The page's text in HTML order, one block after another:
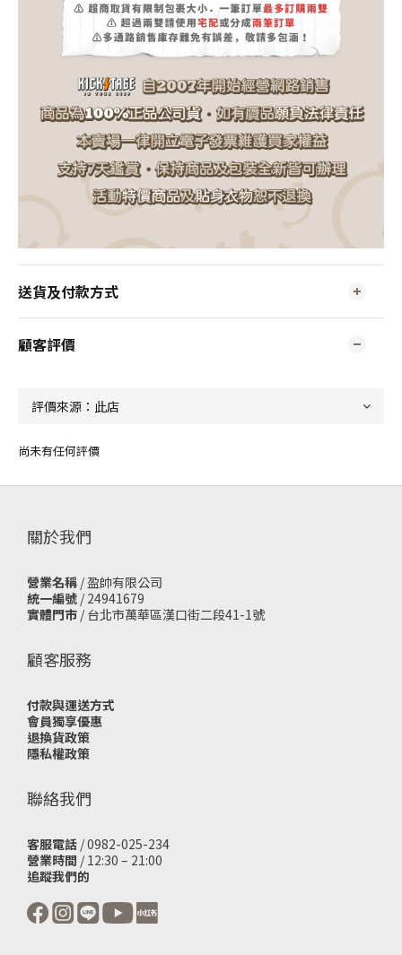
送貨及付款方式
顧客評價
尚未有任何評價
關於我們
營業名稱 / 盈帥有限公司
統一編號 / 24941679
實體門市 / 台北市萬華區漢口街二段41-1號
顧客服務
付款與運送方式
會員獨享優惠
退換貨政策
隱私權政策
聯絡我們
客服電話 / 0982-025-234
營業時間 / 12:30 – 21:00
追蹤我們的